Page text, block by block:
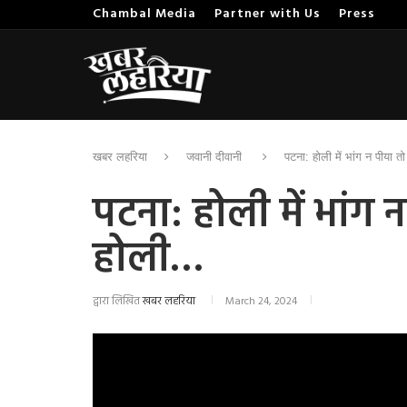
Chambal Media Partner with Us Press
खबर लहरिया जवानी दीवानी पटना: होली में भांग न पीया
पटना: होली में भांग
होली…
द्वारा लिखितखबर लहरिया March 24, 2024